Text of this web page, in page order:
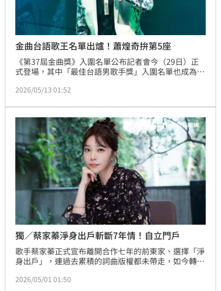
金曲台語歌王名單出爐！蕭煌奇拚第5座
《第37屆金曲獎》入圍名單公布記者會今（29日）正
式登場，其中「最佳台語男歌手獎」入圍名單也成為外
中、周自從以及CJ MiT，名單橫跨資深實力派與新生代
2026/05/13 01:52
獨／蔡家蓁淨身出戶斬斷7年情！自立門戶
歌手蔡家蓁正式宣布離開合作七年的前東家、選擇「淨
身出戶」，連過去累積的詞曲版權都未帶走，如今轉而
當迷惘，但也因為這個決定，讓她擁有更多創作與音樂
2026/05/01 01:50